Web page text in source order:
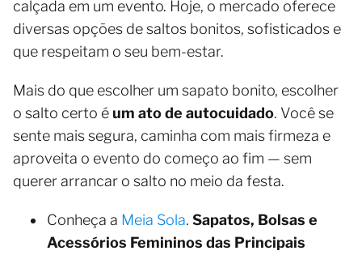
calçada em um evento. Hoje, o mercado oferece
diversas opções de saltos bonitos, sofisticados e
que respeitam o seu bem-estar.
Mais do que escolher um sapato bonito, escolher
o salto certo é um ato de autocuidado. Você se
sente mais segura, caminha com mais firmeza e
aproveita o evento do começo ao fim — sem
querer arrancar o salto no meio da festa.
Conheça a Meia Sola. Sapatos, Bolsas e
Acessórios Femininos das Principais